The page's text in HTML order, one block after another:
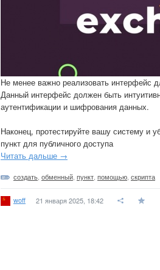
Не менее важно реализовать интерфейс
Данный интерфейс должен быть
аутентификации и шифрования данных.
Наконец, протестируйте вашу систему и
пункт для публичного доступа
Читать дальше →
создать обменный пункт помощью скрипта
woff 21 января 2025, 18:42